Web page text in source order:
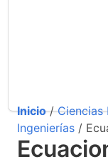
Inicio/Ciencias
Ingenierías /